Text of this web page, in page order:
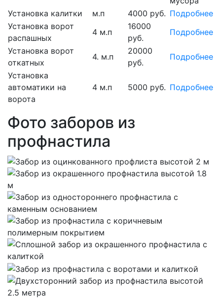
Установка калитки
м.п 4000 руб. Подробнее
Установка ворот
распашных
4 м.п
16000
руб.
Подробнее
Установка ворот
откатных
4. м.п
20000
руб.
Подробнее
Установка
автоматики на
ворота
4 м.п 5000 руб. Подробнее
Фото заборов из
профнастила